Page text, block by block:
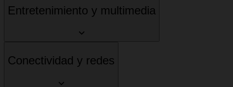
Entretenimiento y multimedia
Conectividad y redes